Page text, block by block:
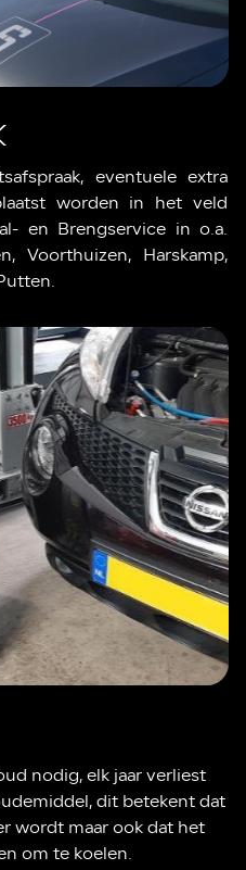
eventuele extra
worden in het veld
en Brengservice in o.a.
Voorthuizen, Harskamp,
nodig, elk jaar verliest
dit betekent dat
wordt maar ook dat het
om te koelen.